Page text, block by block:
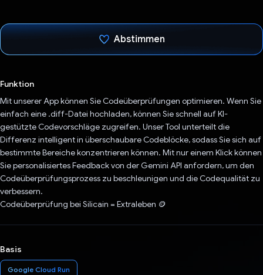
Abstimmen
Funktion
Mit unserer App können Sie Codeüberprüfungen optimieren. Wenn Sie
einfach eine .diff-Datei hochladen, können Sie schnell auf KI-
gestützte Codevorschläge zugreifen. Unser Tool unterteilt die
Differenz intelligent in überschaubare Codeblöcke, sodass Sie sich auf
bestimmte Bereiche konzentrieren können. Mit nur einem Klick können
Sie personalisiertes Feedback von der Gemini API anfordern, um den
Codeüberprüfungsprozess zu beschleunigen und die Codequalität zu
verbessern.
Codeüberprüfung bei Silicain = Extraleben 🪙
Basis
Google Cloud Run